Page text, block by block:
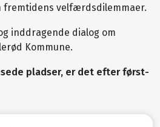
velfærdsdilemmaer.
inddragende dialog om
Kommune.
pladser, er det efter først-